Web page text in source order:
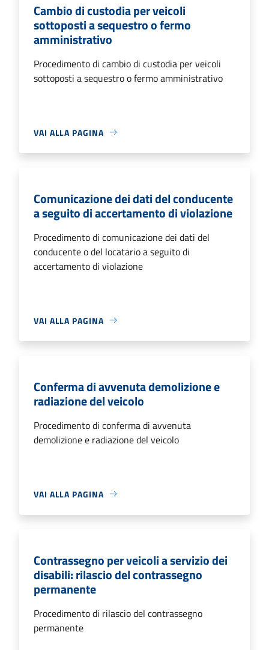
Cambio di custodia per veicoli
sottoposti a sequestro o fermo
amministrativo
Procedimento di cambio di custodia per veicoli
sottoposti a sequestro o fermo amministrativo
VAI ALLA PAGINA
Comunicazione dei dati del conducente
a seguito di accertamento di violazione
Procedimento di comunicazione dei dati del
conducente o del locatario a seguito di
accertamento di violazione
VAI ALLA PAGINA
Conferma di avvenuta demolizione e
radiazione del veicolo
Procedimento di conferma di avvenuta
demolizione e radiazione del veicolo
VAI ALLA PAGINA
Contrassegno per veicoli a servizio dei
disabili: rilascio del contrassegno
permanente
Procedimento di rilascio del contrassegno
permanente